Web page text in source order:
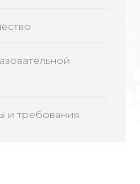
и требования